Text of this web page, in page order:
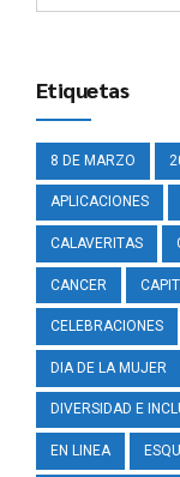
Etiquetas
8 DE MARZO
APLICACIONES
CALAVERITAS
CANCER
CELEBRACIONES
DIA DE LA MUJER
DIVERSIDAD E
EN LINEA